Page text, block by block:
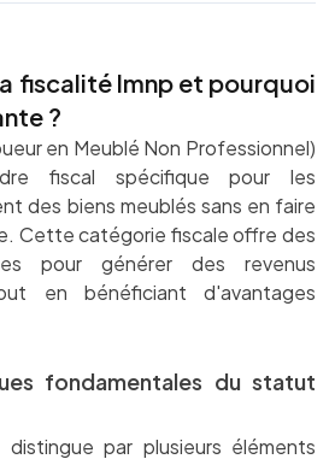
fiscalité lmnp et pourquoi
?
en Meublé Non Professionnel)
fiscal spécifique pour les
des biens meublés sans en faire
Cette catégorie fiscale offre des
pour générer des revenus
en bénéficiant d'avantages
fondamentales du statut
par plusieurs éléments